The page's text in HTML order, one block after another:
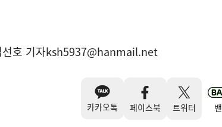
호 기자ksh5937@hanmail.net
카카오톡 페이스북 트위터